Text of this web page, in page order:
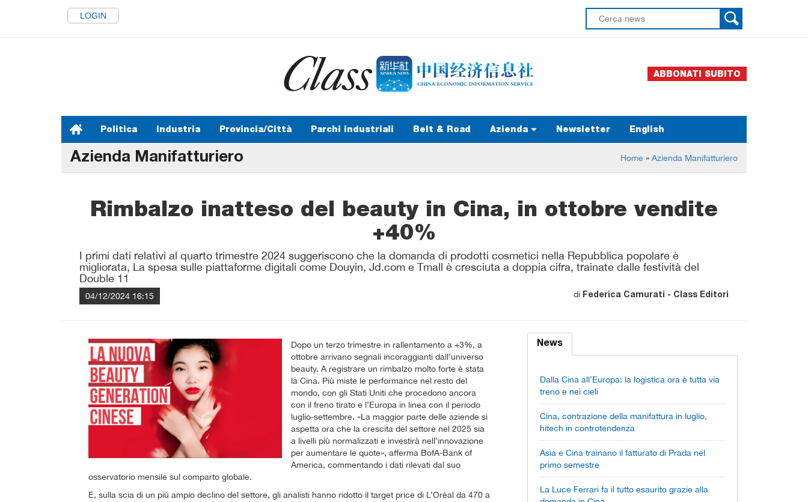
LOGIN
ABBONATI SUBITO
Politica Industria Provincia/Città Parchi industriali Belt & Road Azienda Newsletter English
Azienda Manifatturiero Home » Azienda Manifatturiero
Rimbalzo inatteso del beauty in Cina, in ottobre vendite
+40%
I primi dati relativi al quarto trimestre 2024 suggeriscono che la domanda di prodotti cosmetici nella Repubblica popolare è
migliorata, La spesa sulle piattaforme digitali come Douyin, Jd.com e Tmall è cresciuta a doppia cifra, trainate dalle festività del
Double 11
04/12/2024 16:15 di Federica Camurati - Class Editori
Dopo un terzo trimestre in rallentamento a +3%, a
ottobre arrivano segnali incoraggianti dall’universo
beauty. A registrare un rimbalzo molto forte è stata
la Cina. Più miste le performance nel resto del
mondo, con gli Stati Uniti che procedono ancora
con il freno tirato e l’Europa in linea con il periodo
luglio-settembre. «La maggior parte delle aziende si
aspetta ora che la crescita del settore nel 2025 sia
a livelli più normalizzati e investirà nell’innovazione
per aumentare le quote», afferma BofA-Bank of
America, commentando i dati rilevati dal suo
osservatorio mensile sul comparto globale.
E, sulla scia di un più ampio declino del settore, gli analisti hanno ridotto il target price di L’Oréal da 470 a
News
Dalla Cina all’Europa: la logistica ora è tutta via
treno e nei cieli
Cina, contrazione della manifattura in luglio,
hitech in controtendenza
Asia e Cina trainano il fatturato di Prada nel
primo semestre
La Luce Ferrari fa il tutto esaurito grazie alla